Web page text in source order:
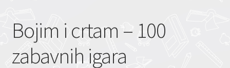
Bojim i crtam – 100
zabavnih igara